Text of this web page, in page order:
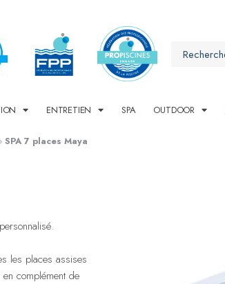
ENTRETIEN SPA OUTDOOR
SPA 7 places Maya
les places assises
complément de